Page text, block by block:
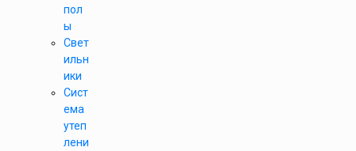
пол
ы
Свет
ильн
ики
Сист
ема
утеп
лени